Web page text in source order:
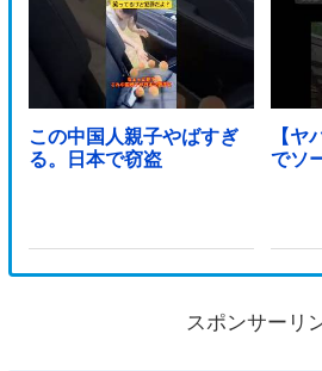
この中国人親子やばすぎ
る。日本で窃盗
【ヤ
でソ
スポンサーリ